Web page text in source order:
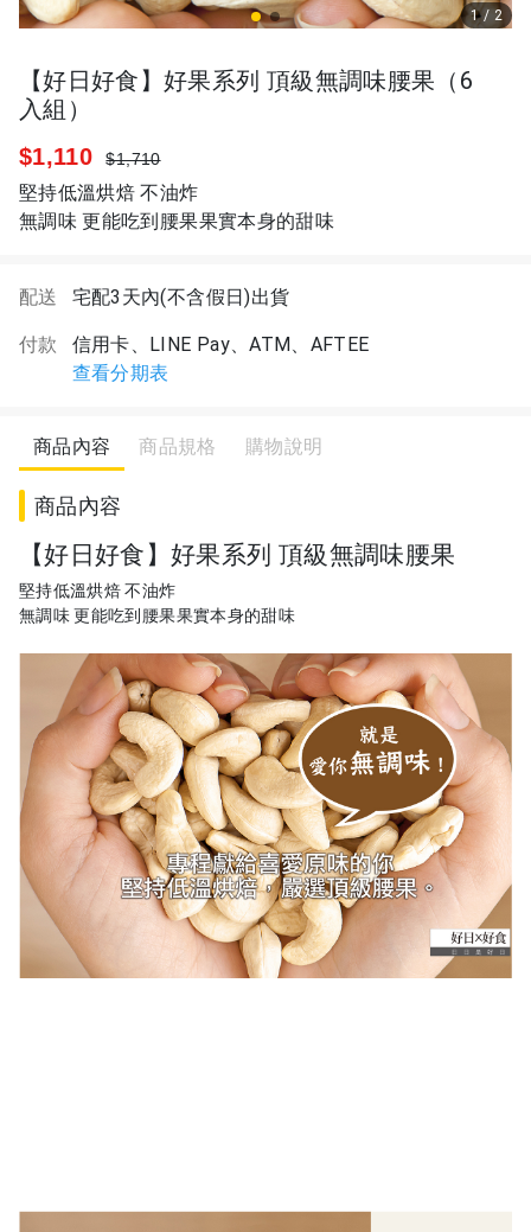
1 / 2
【好日好食】好果系列 頂級無調味腰果（6
入組）
$1,110 $1,710
堅持低溫烘焙 不油炸
無調味 更能吃到腰果果實本身的甜味
配送 宅配3天內(不含假日)出貨
付款
信用卡、LINE Pay、ATM、AFTEE
查看分期表
商品內容 商品規格 購物說明
商品內容
【好日好食】好果系列 頂級無調味腰果
堅持低溫烘焙 不油炸
無調味 更能吃到腰果果實本身的甜味